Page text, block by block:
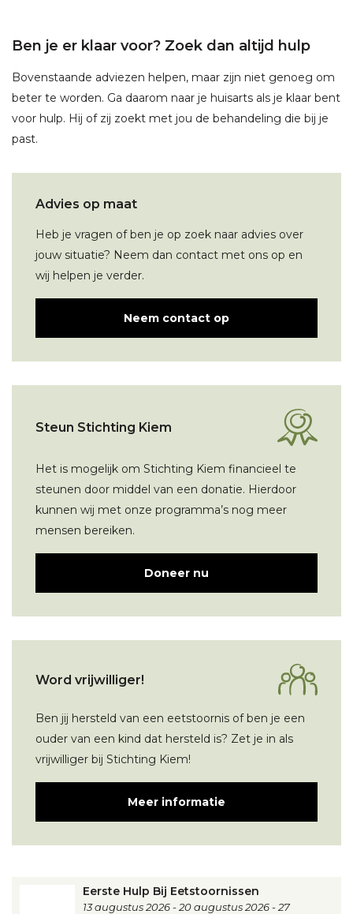
Ben je er klaar voor? Zoek dan altijd hulp
Bovenstaande adviezen helpen, maar zijn niet genoeg om
beter te worden. Ga daarom naar je huisarts als je klaar bent
voor hulp. Hij of zij zoekt met jou de behandeling die bij je
past.
Advies op maat
Heb je vragen of ben je op zoek naar advies over
jouw situatie? Neem dan contact met ons op en
wij helpen je verder.
Neem contact op
Steun Stichting Kiem
Het is mogelijk om Stichting Kiem financieel te
steunen door middel van een donatie. Hierdoor
kunnen wij met onze programma’s nog meer
mensen bereiken.
Doneer nu
Word vrijwilliger!
Ben jij hersteld van een eetstoornis of ben je een
ouder van een kind dat hersteld is? Zet je in als
vrijwilliger bij Stichting Kiem!
Meer informatie
Eerste Hulp Bij Eetstoornissen
13 augustus 2026 20 augustus 2026
27